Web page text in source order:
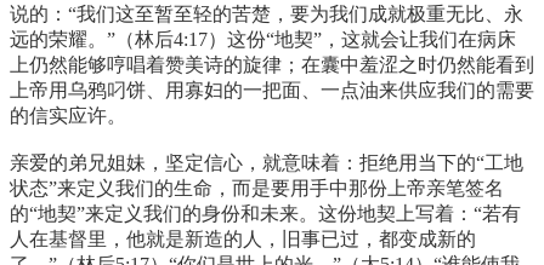
说的：“我们这至暂至轻的苦楚，要为我们成就极重无比、永
远的荣耀。”（林后4:17）这份“地契”，这就会让我们在病床
上仍然能够哼唱着赞美诗的旋律；在囊中羞涩之时仍然能看到
上帝用乌鸦叼饼、用寡妇的一把面、一点油来供应我们的需要
的信实应许。
亲爱的弟兄姐妹，坚定信心，就意味着：拒绝用当下的“工地
状态”来定义我们的生命，而是要用手中那份上帝亲笔签名
的“地契”来定义我们的身份和未来。这份地契上写着：“若有
人在基督里，他就是新造的人，旧事已过，都变成新的